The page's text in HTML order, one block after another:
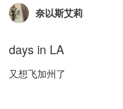
奈以斯艾莉
days in LA
又想飞加州了